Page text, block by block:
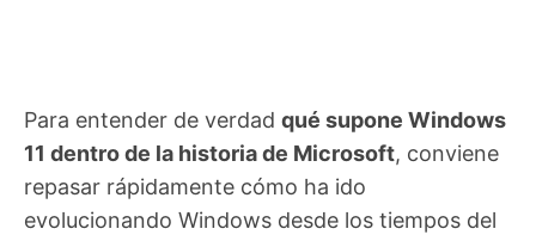
Para entender de verdad qué supone Windows
11 dentro de la historia de Microsoft, conviene
repasar rápidamente cómo ha ido
evolucionando Windows desde los tiempos del